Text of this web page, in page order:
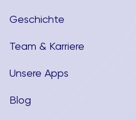
Geschichte
Team & Karriere
Unsere Apps
Blog